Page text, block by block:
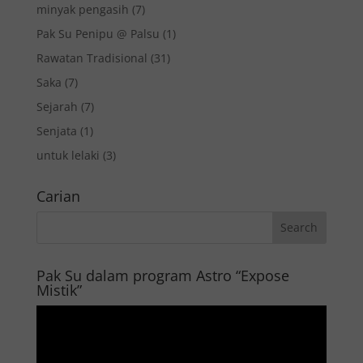
minyak pengasih (7)
Pak Su Penipu @ Palsu (1)
Rawatan Tradisional (31)
Saka (7)
Sejarah (7)
Senjata (1)
untuk lelaki (3)
Carian
Pak Su dalam program Astro “Expose
Mistik”